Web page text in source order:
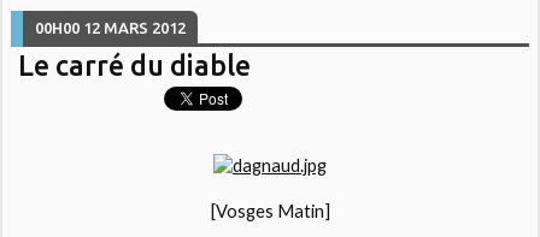
00H00 12 MARS 2012
Le carré du diable
[Vosges Matin]